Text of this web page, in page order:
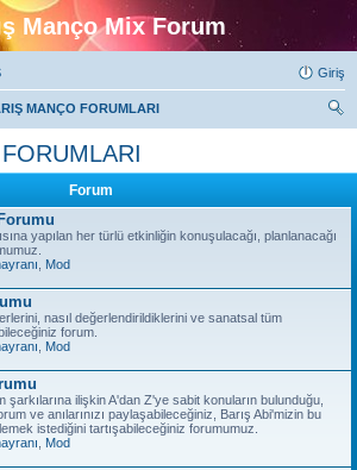
Manço Mix Forum
Giriş
MANÇO FORUMLARI
Forum
yapılan her türlü etkinliğin konuşulacağı, planlanacağı
Mod
nasıl değerlendirildiklerini ve sanatsal tüm
forum.
Mod
şarkılarına ilişkin A'dan Z'ye sabit konuların bulunduğu,
ve anılarınızı paylaşabileceğiniz, Barış Abi'mizin bu
istediğini tartışabileceğiniz forumumuz.
Mod